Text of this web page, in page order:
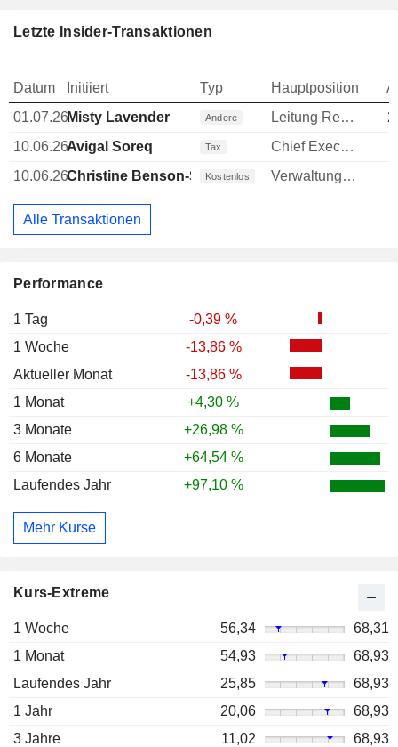
Performance
1 Tag
-0,39 %
1 Woche
-13,86 %
Aktueller Monat
-13,86 %
1 Monat
+4,30 %
3 Monate
+26,98 %
6 Monate
+64,54 %
Laufendes Jahr
+97,10 %
Mehr Kurse
Kurs-Extreme
1 Woche 56,34
68,31
1 Monat
54,93
68,93
Laufendes Jahr
25,85
68,93
1 Jahr
20,06
68,93
3 Jahre
11,02
68,93
Letzte Insider-Transaktionen
Datum Initiiert Typ Hauptposition
01.07.26Misty Lavender Andere Leitung Rechtsabteilung
10.06.26Avigal Soreq Tax Chief Executive Officer (CEO)
10.06.26Christine Benson-Schwartzstein
Kostenlos Verwaltungsratsmitglied
Alle Transaktionen